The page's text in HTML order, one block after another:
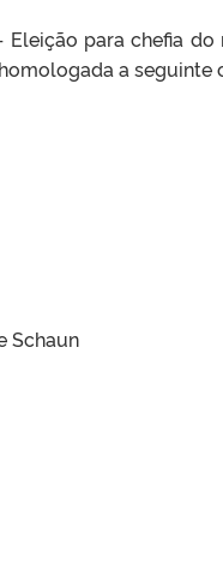
Eleição para chefia
a seguinte
Schaun